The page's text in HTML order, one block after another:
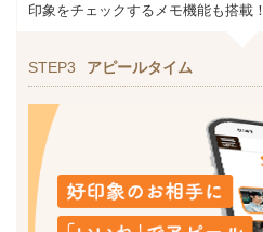
印象をチェックするメモ機能も搭載！
STEP3 アピールタイム